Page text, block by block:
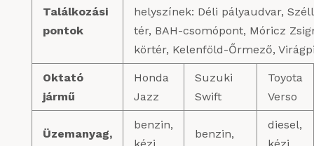
Találkozási
pontok
helyszínek: Déli pályaudvar,
tér, BAH-csomópont, Móricz
körtér, Kelenföld-Őrmező,
Oktató
jármű
Honda
Jazz
Suzuki
Swift
Toyota
Verso
Üzemanyag,
benzin,
benzin,
diesel,